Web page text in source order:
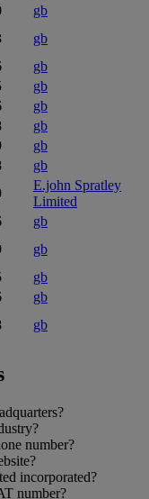
gb
gb
gb
gb
gb
gb
gb
gb
E.john Spratley
Limited
gb
gb
gb
gb
gb
number?
incorporated?
number?